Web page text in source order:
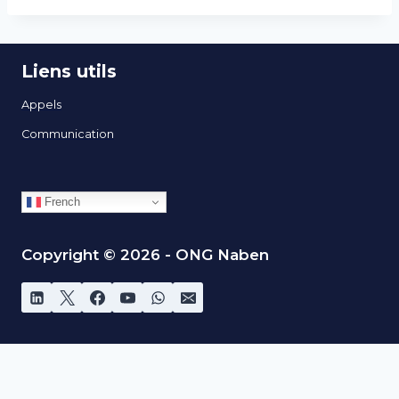
Copyright © 2026 - ONG Naben
Liens utils
Appels
Communication
French